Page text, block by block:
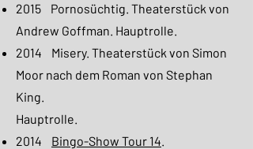
2015 Pornosüchtig. Theaterstück von
Andrew Goffman. Hauptrolle.
2014 Misery. Theaterstück von Simon
Moor nach dem Roman von Stephan
King.
Hauptrolle.
2014 Bingo-Show Tour 14.